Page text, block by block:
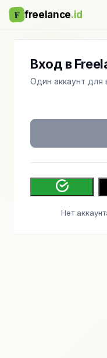
F freelance.id
Вход в
Один аккаунт для
Нет